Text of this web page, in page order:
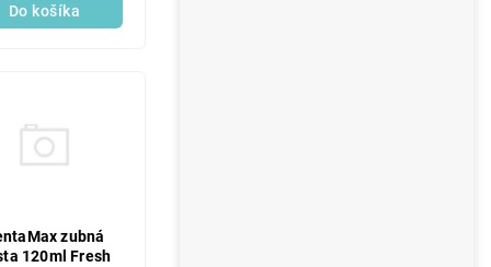
Do košíka
zubná
120ml Fresh